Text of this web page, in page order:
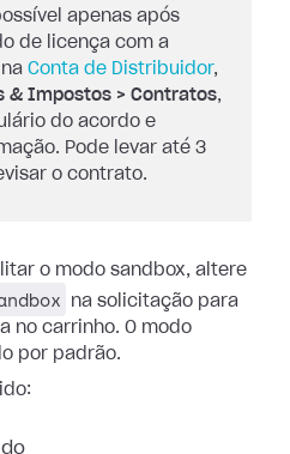
apenas após
de licença com a
Conta de Distribuidor,
& Impostos > Contratos,
do acordo e
Pode levar até 3
o contrato.
o modo sandbox, altere
na solicitação para
no carrinho. O modo
por padrão.